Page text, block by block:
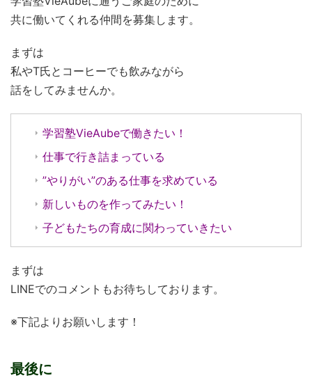
共に働いてくれる仲間を募集します。
まずは
私やT氏とコーヒーでも飲みながら
話をしてみませんか。
学習塾VieAubeで働きたい！
仕事で行き詰まっている
”やりがい”のある仕事を求めている
新しいものを作ってみたい！
子どもたちの育成に関わっていきたい
まずは
LINEでのコメントもお待ちしております。
※下記よりお願いします！
最後に